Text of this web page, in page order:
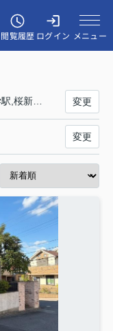
閲覧履歴 ログイン メニュー
渋谷駅,池尻大橋駅,三軒茶屋駅,駒沢大学駅,桜新町駅,用賀駅,二子玉川駅,二子新地駅,高津駅,武蔵溝ノ口駅,梶が谷駅,宮崎台駅,宮前平駅,鷺沼駅,たまプラーザ駅,あざみ野駅,江田駅,市が尾駅,藤が丘駅,青葉台駅,田奈駅,長津田駅,つくし野駅,すずかけ台駅,南町田グランベリーＰ駅,つきみ野駅,中央林間駅 変更
変更